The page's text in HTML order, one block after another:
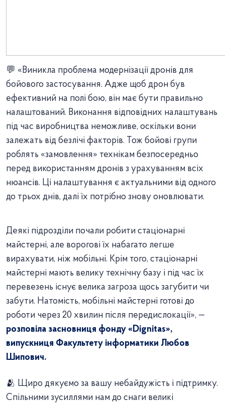
💬 «Виникла проблема модернізації дронів для
бойового застосування. Адже щоб дрон був
ефективний на полі бою, він має бути правильно
налаштований. Виконання відповідних налаштувань
під час виробництва неможливе, оскільки вони
залежать від безлічі факторів. Тож бойові групи
роблять «замовлення» технікам безпосередньо
перед використанням дронів з урахуванням всіх
нюансів. Ці налаштування є актуальними від одного
до трьох днів, далі їх потрібно знову оновлювати.
Деякі підрозділи почали робити стаціонарні
майстерні, але ворогові їх набагато легше
вирахувати, ніж мобільні. Крім того, стаціонарні
майстерні мають велику технічну базу і під час їх
перевезень існує велика загроза щось загубити чи
забути. Натомість, мобільні майстерні готові до
роботи через 20 хвилин після передислокації», —
розповіла засновниця фонду «Dignitas»,
випускниця Факультету інформатики Любов
Шипович.
🫂 Щиро дякуємо за вашу небайдужість і підтримку.
Спільними зусиллями нам до снаги великі